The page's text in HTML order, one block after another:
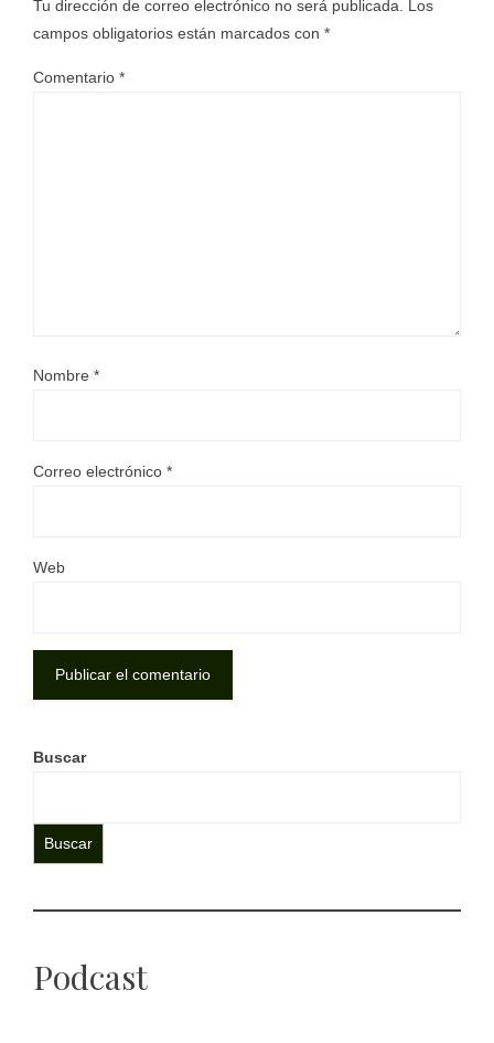
Tu dirección de correo electrónico no será publicada.
Los
campos obligatorios están marcados con *
Comentario *
Nombre *
Correo electrónico *
Web
Buscar
Buscar
Podcast